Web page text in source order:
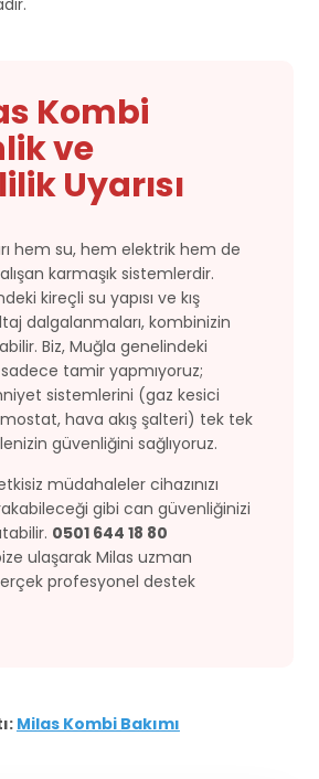
Kombi
ve
Uyarısı
hem su, hem elektrik hem de
karmaşık sistemlerdir.
kireçli su yapısı ve kış
dalgalanmaları, kombinizin
Biz, Muğla genelindeki
tamir yapmıyoruz;
sistemlerini (gaz kesici
hava akış şalteri) tek tek
güvenliğini sağlıyoruz.
müdahaleler cihazınızı
gibi can güvenliğinizi
0501 644 18 80
ulaşarak Milas uzman
profesyonel destek
Milas Kombi Bakımı